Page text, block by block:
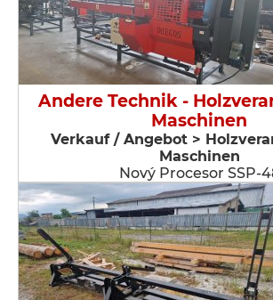
Andere Technik -
Maschinen
Verkauf / Angebot >
Maschinen
Nový Procesor SSP-